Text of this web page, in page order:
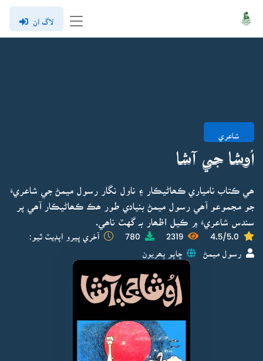
لاگ ان
شاعري
اُوشا جي آشا
ھي ڪتاب نامياري ڪھاڻيڪار ۽ ناول نگار رسول ميمڻ جي شاعريءَ
جو مجموعو آھي رسول ميمڻ بنيادي طور ھڪ ڪھاڻيڪار آھي پر
سندس شاعريءَ ۾ ڪيل اظھار بہ گهٽ ناھي.
4.5/5.0
2319
780 آخري ڀيرو اپڊيٽ ٿيو:
رسول ميمڻ ڇاپو پھريون